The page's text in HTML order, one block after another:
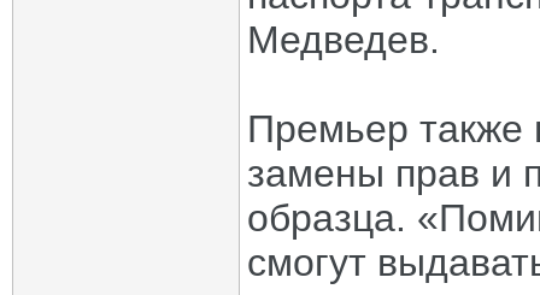
Медведев.
Премьер также
замены прав и
образца.
смогут